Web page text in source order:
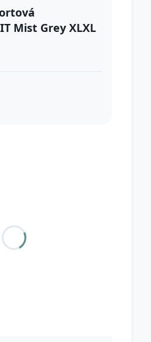
Mist Grey XLXL